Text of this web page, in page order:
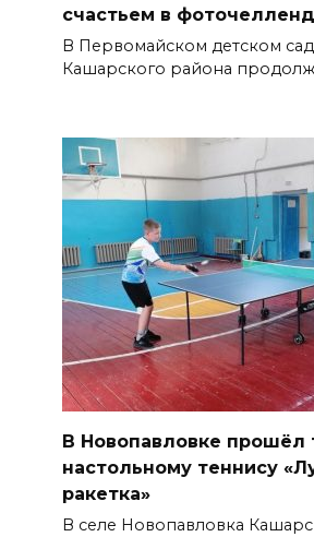
счастьем в
В Первомайском детском
Кашарского района
В Новопавловке прошёл
настольному теннису
ракетка»
В селе Новопавловка